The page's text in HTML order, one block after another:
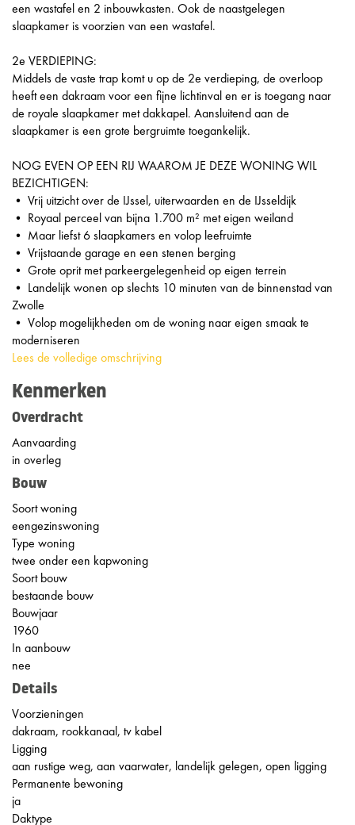
een wastafel en 2 inbouwkasten. Ook de naastgelegen
slaapkamer is voorzien van een wastafel.
2e VERDIEPING:
Middels de vaste trap komt u op de 2e verdieping, de overloop
heeft een dakraam voor een fijne lichtinval en er is toegang naar
de royale slaapkamer met dakkapel. Aansluitend aan de
slaapkamer is een grote bergruimte toegankelijk.
NOG EVEN OP EEN RIJ WAAROM JE DEZE WONING WIL
BEZICHTIGEN:
• Vrij uitzicht over de IJssel, uiterwaarden en de IJsseldijk
• Royaal perceel van bijna 1.700 m² met eigen weiland
• Maar liefst 6 slaapkamers en volop leefruimte
• Vrijstaande garage en een stenen berging
• Grote oprit met parkeergelegenheid op eigen terrein
• Landelijk wonen op slechts 10 minuten van de binnenstad van
Zwolle
• Volop mogelijkheden om de woning naar eigen smaak te
moderniseren
Lees de volledige omschrijving
Kenmerken
Overdracht
Aanvaarding
in overleg
Bouw
Soort woning
eengezinswoning
Type woning
twee onder een kapwoning
Soort bouw
bestaande bouw
Bouwjaar
1960
In aanbouw
nee
Details
Voorzieningen
dakraam, rookkanaal, tv kabel
Ligging
aan rustige weg, aan vaarwater, landelijk gelegen, open ligging
Permanente bewoning
ja
Daktype